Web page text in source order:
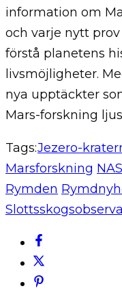
information om
och varje nytt
förstå planetens
livsmöjligheter.
nya upptäckter
Mars-forskning
Tags:Jezero-
Marsforskning
Rymden